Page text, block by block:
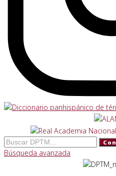
Búsqueda avanzada